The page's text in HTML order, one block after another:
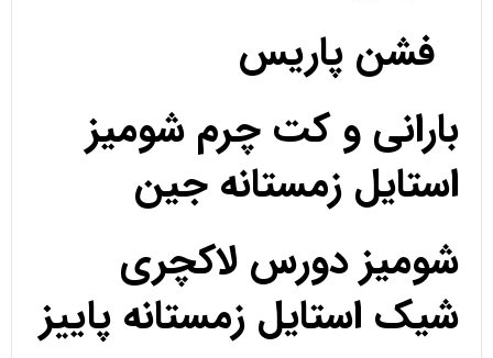
فشن پاریس
بارانی و کت چرم شومیز
استایل زمستانه جین
شومیز دورس لاکچری
شیک استایل زمستانه پاییز